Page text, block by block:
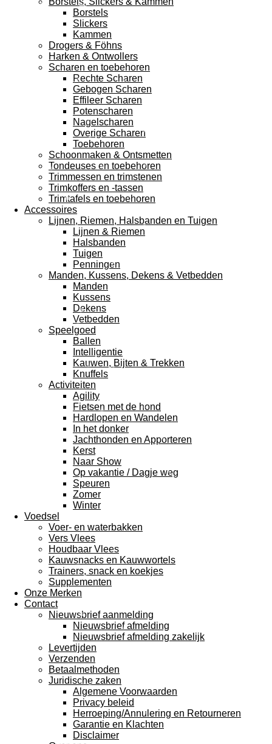
Borstels
Slickers
Kammen
Drogers & Föhns
Harken & Ontwollers
Scharen en toebehoren
Rechte Scharen
Gebogen Scharen
Effileer Scharen
Potenscharen
Nagelscharen
Overige Scharen
Toebehoren
Schoonmaken & Ontsmetten
Tondeuses en toebehoren
Trimmessen en trimstenen
Trimkoffers en -tassen
Trimtafels en toebehoren
Accessoires
Lijnen, Riemen, Halsbanden en Tuigen
Lijnen & Riemen
Halsbanden
Tuigen
Penningen
Manden, Kussens, Dekens & Vetbedden
Manden
Kussens
Dekens
Vetbedden
Speelgoed
Ballen
Intelligentie
Kauwen, Bijten & Trekken
Knuffels
Activiteiten
Agility
Fietsen met de hond
Hardlopen en Wandelen
In het donker
Jachthonden en Apporteren
Kerst
Naar Show
Op vakantie / Dagje weg
Speuren
Zomer
Winter
Voedsel
Voer- en waterbakken
Vers Vlees
Houdbaar Vlees
Kauwsnacks en Kauwwortels
Trainers, snack en koekjes
Supplementen
Onze Merken
Contact
Nieuwsbrief aanmelding
Nieuwsbrief afmelding
Nieuwsbrief afmelding zakelijk
Levertijden
Verzenden
Betaalmethoden
Juridische zaken
Algemene Voorwaarden
Privacy beleid
Herroeping/Annulering en Retourneren
Garantie en Klachten
Disclaimer